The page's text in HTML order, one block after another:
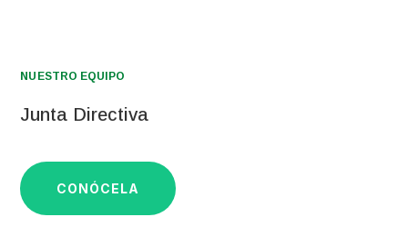
NUESTRO EQUIPO
Junta Directiva
CONÓCELA